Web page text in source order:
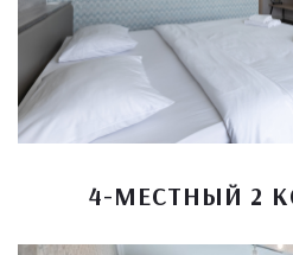
4-МЕСТНЫЙ 2